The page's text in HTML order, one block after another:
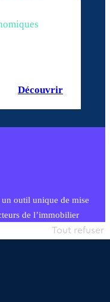
Découvrir
outil unique de mise
de l’immobilier
simple et intégrant
Tout refuser